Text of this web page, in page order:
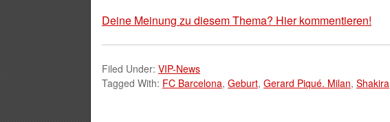
Deine Meinung zu diesem Thema? Hier kommentieren!
Filed Under: VIP-News
Tagged With: FC Barcelona, Geburt, Gerard Piqué. Milan, Shakira